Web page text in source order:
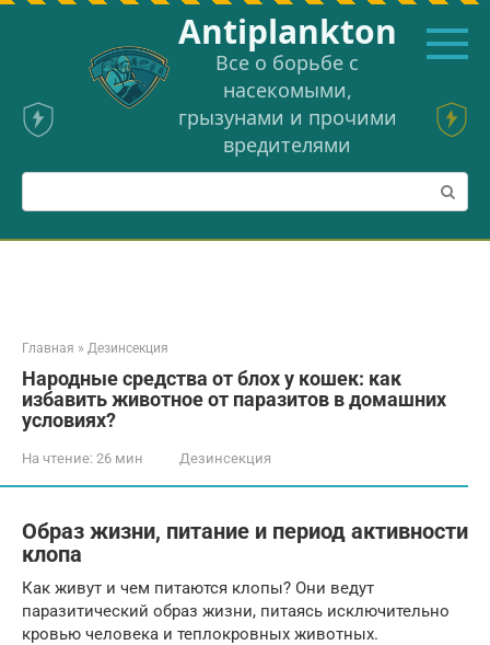
Перейти
Аntiplankton
Все о борьбе с
насекомыми,
грызунами и прочими
вредителями
Поиск:
Главная » Дезинсекция
Народные средства от блох у кошек: как
избавить животное от паразитов в домашних
условиях?
На чтение: 26 мин Дезинсекция
Образ жизни, питание и период активности
клопа
Как живут и чем питаются клопы? Они ведут
паразитический образ жизни, питаясь исключительно
кровью человека и теплокровных животных.